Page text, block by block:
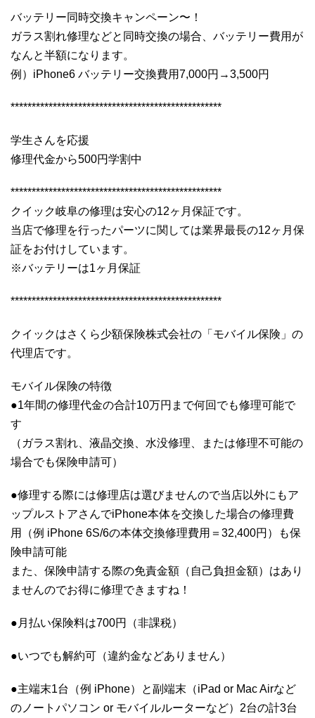
バッテリー同時交換キャンペーン〜！
ガラス割れ修理などと同時交換の場合、バッテリー費用が
なんと半額になります。
例）iPhone6 バッテリー交換費用7,000円→3,500円
**************************************************
学生さんを応援
修理代金から500円学割中
**************************************************
クイック岐阜の修理は安心の12ヶ月保証です。
当店で修理を行ったパーツに関しては業界最長の12ヶ月保
証をお付けしています。
※バッテリーは1ヶ月保証
**************************************************
クイックはさくら少額保険株式会社の「モバイル保険」の
代理店です。
モバイル保険の特徴
●1年間の修理代金の合計10万円まで何回でも修理可能で
す
（ガラス割れ、液晶交換、水没修理、または修理不可能の
場合でも保険申請可）
●修理する際には修理店は選びませんので当店以外にもア
ップルストアさんでiPhone本体を交換した場合の修理費
用（例 iPhone 6S/6の本体交換修理費用＝32,400円）も保
険申請可能
また、保険申請する際の免責金額（自己負担金額）はあり
ませんのでお得に修理できますね！
●月払い保険料は700円（非課税）
●いつでも解約可（違約金などありません）
●主端末1台（例 iPhone）と副端末（iPad or Mac Airなど
のノートパソコン or モバイルルーターなど）2台の計3台